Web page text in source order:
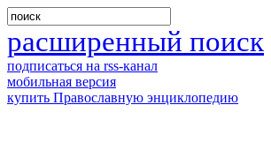
расширенный поиск
подписаться на rss-канал
мобильная версия
купить Православную энциклопедию